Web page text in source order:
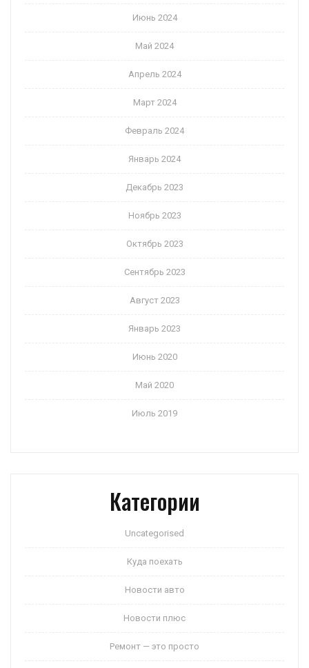
Июнь 2024
Май 2024
Апрель 2024
Март 2024
Февраль 2024
Январь 2024
Декабрь 2023
Ноябрь 2023
Октябрь 2023
Сентябрь 2023
Август 2023
Январь 2023
Июнь 2020
Май 2020
Июль 2019
Категории
Uncategorised
Куда поехать
Новости авто
Новости плюс
Ремонт — это просто